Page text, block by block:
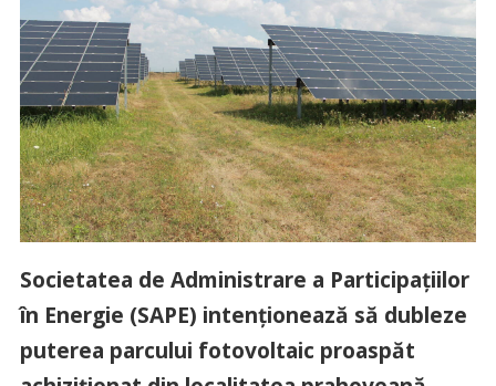
Societatea de Administrare a Participaţiilor
în Energie (SAPE) intenţionează să dubleze
puterea parcului fotovoltaic proaspăt